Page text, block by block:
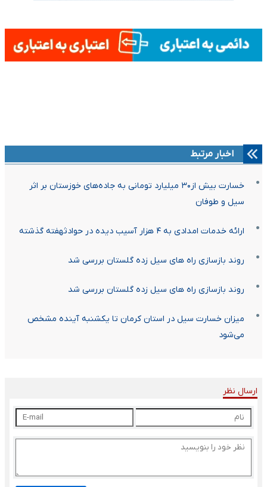
اخبار مرتبط
خسارت بیش از۳۰ میلیارد تومانی به جاده‌های خوزستان بر اثر
سیل و طوفان
ارائه خدمات امدادی به ۴ هزار آسیب دیده در حوادثهفته گذشته
روند بازسازی راه های سیل زده گلستان بررسی شد
روند بازسازی راه های سیل زده گلستان بررسی شد
میزان خسارت‌ سیل در استان کرمان تا یکشنبه آینده مشخص
می‌شود
ارسال نظر